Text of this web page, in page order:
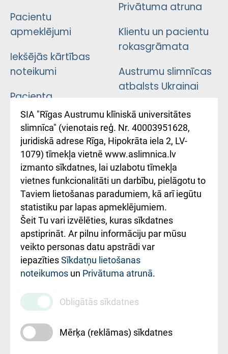
Pacientu
apmeklējumi
Iekšējās kārtības
noteikumi
Pacienta
atsauksmju/sūdzību
iesniegšanas
kārtība
Kā pie mums nokļūt
Rēķinu apmaksas
ceļvedis
Rekvizīti un
ārstniecības
iestādes kods
010000234
Maksas
pakalpojumu
cenrādis
Privātuma atruna
Klientu un pacientu
rokasgrāmata
Austrumu slimnīcas
atbalsts Ukrainai
Підтримка Східної
лікарні та співпраця з
Україною
SIA "Rīgas Austrumu klīniskā universitātes
slimnīca" (vienotais reģ. Nr. 40003951628,
juridiskā adrese Rīga, Hipokrāta iela 2, LV-
1079) tīmekļa vietnē www.aslimnica.lv
izmanto sīkdatnes, lai uzlabotu tīmekļa
vietnes funkcionalitāti un darbību, pielāgotu to
Taviem lietošanas paradumiem, kā arī iegūtu
statistiku par lapas apmeklējumiem.
Šeit Tu vari izvēlēties, kuras sīkdatnes
apstiprināt. Ar pilnu informāciju par mūsu
veikto personas datu apstrādi var
iepazītiesSīkdatņu lietošanas
noteikumos un Privātuma atrunā.
Obligātās sīkdatnes
Mērķa (reklāmas) sīkdatnes